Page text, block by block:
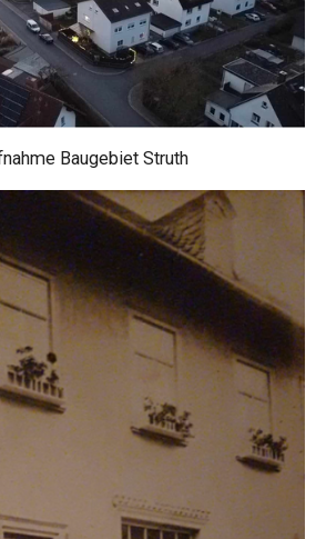
Baugebiet Struth